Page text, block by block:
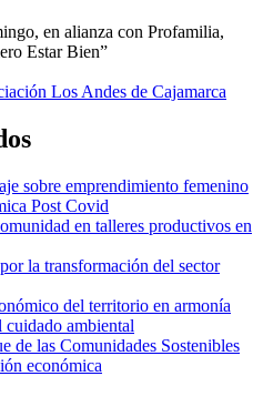
en alianza con Profamilia,
Estar Bien”
Los Andes de Cajamarca
sobre emprendimiento femenino
Post Covid
en talleres productivos en
la transformación del sector
del territorio en armonía
cuidado ambiental
de las Comunidades Sostenibles
económica